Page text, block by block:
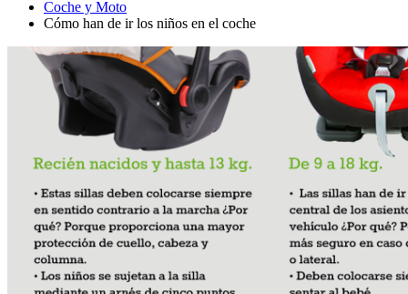
Coche y Moto
Cómo han de ir los niños en el coche